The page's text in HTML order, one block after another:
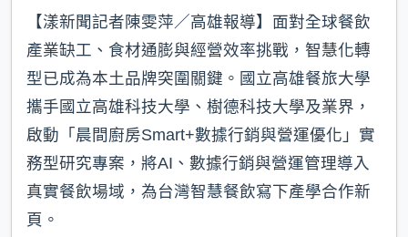
【漾新聞記者陳雯萍／高雄報導】面對全球餐飲
產業缺工、食材通膨與經營效率挑戰，智慧化轉
型已成為本土品牌突圍關鍵。國立高雄餐旅大學
攜手國立高雄科技大學、樹德科技大學及業界，
啟動「晨間廚房Smart+數據行銷與營運優化」實
務型研究專案，將AI、數據行銷與營運管理導入
真實餐飲場域，為台灣智慧餐飲寫下產學合作新
頁。